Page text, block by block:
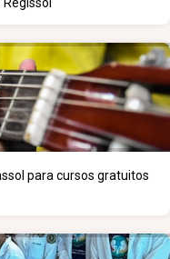
para cursos gratuitos